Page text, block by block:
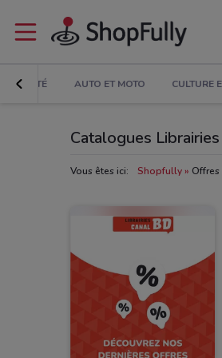
BEAUTÉ AUTO ET MOTO CULTURE
Catalogues
Vous êtes ici: Shopfully Offres